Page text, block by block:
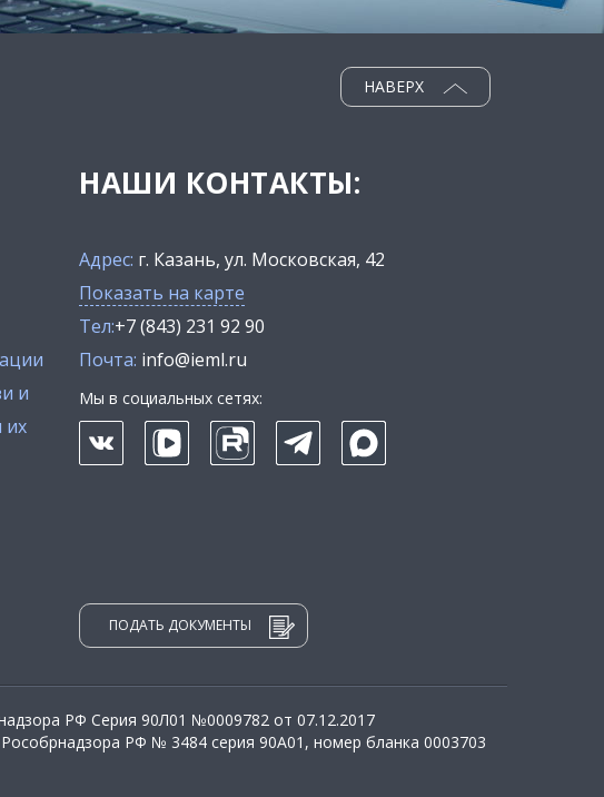
и
их
НАВЕРХ
НАШИ КОНТАКТЫ:
Адрес: г. Казань, ул. Московская, 42
Показать на карте
Тел:+7 (843) 231 92 90
Почта: info@ieml.ru
Мы в социальных сетях:
ПОДАТЬ ДОКУМЕНТЫ
РФ Серия 90Л01 №0009782 от 07.12.2017
Рособрнадзора РФ № 3484 серия 90А01, номер бланка 0003703